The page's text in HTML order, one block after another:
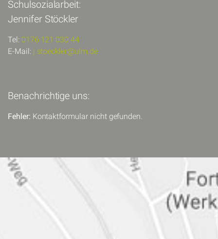
Schulsozialarbeit:
Jennifer Stöckler
Tel: 0176 121 030 44
E-Mail: j.stoeckler@ulm.de
Benachrichtige uns:
Fehler: Kontaktformular nicht gefunden.